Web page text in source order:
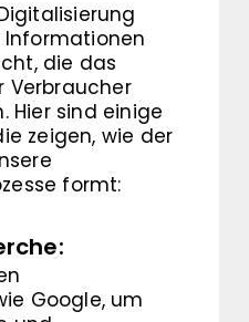
Informationen
die das
Verbraucher
Hier sind einige
zeigen, wie der
formt:
Google, um